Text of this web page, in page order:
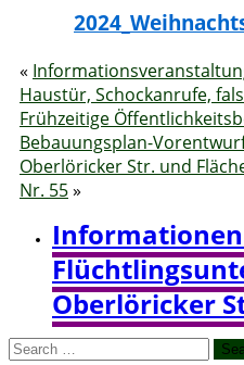
«
Haustür, Schockanrufe,
Frühzeitige
Bebauungsplan-
Oberlöricker Str. und
Nr. 55»
Oberlöricker
Search